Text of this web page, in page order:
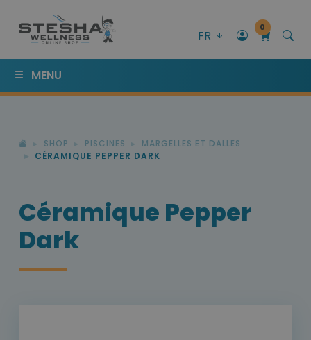
FR
0
MENU
SHOP PISCINES
MARGELLES ET DALLES
CÉRAMIQUE PEPPER DARK
Céramique Pepper
Dark